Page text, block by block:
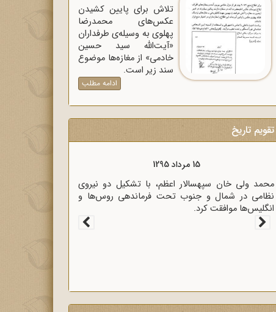
تلاش برای پایین کشیدن
عکس‌های محمدرضا
پهلوی به وسیله‌ی طرفداران
«آیت‌الله سید حسین
خادمی» از مغازه‌ها موضوع
سند زیر است.
ادامه مطلب
تقویم تاریخ
15 مرداد 1320
وزیر خارجه انگلیس آنتونی ایدن حضور متخصصان
آلمانی در ایران را خطر بزرگی برای لندن دانست.